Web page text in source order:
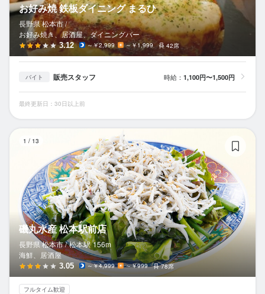
お好み焼 鉄板ダイニング まるひ
長野県 松本市 /
お好み焼き、居酒屋、ダイニングバー
3.12 ～￥2,999 ～￥1,999 42席
バイト 販売スタッフ 時給： 1,100円〜1,500円
最終更新日：30日以上前
1 / 13
磯丸水産 松本駅前店
長野県 松本市 / 松本駅 156m
海鮮、居酒屋
3.05 ～￥4,999 ～￥999 78席
フルタイム歓迎